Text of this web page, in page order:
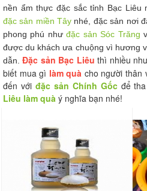
nền ẩm thực đặc sắc tỉnh Bạc Liêu
đặc sản miền Tây nhé, đặc sản nơi
phong phú nhưđặc sản Sóc Trăng
được du khách ưa chuộng vì hương
dẫn.Đặc sản Bạc Liêu thì nhiều
biết mua gì làm quà cho người thân
đến với đặc sản Chính Gốcđể tha
Liêu làm quà ý nghĩa bạn nhé!